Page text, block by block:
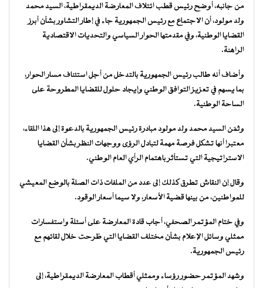
من جانبه، أوضح رئيس قطب ائتلاف المعارضة الديمقراطية، السيد محمد
ولد مولود، أن الاجتماع مع رئيس الجمهورية جاء في إطار التشاور بشأن أبرز
القضايا الوطنية، وفي مقدمتها الحوار السياسي والتحديات الاقتصادية
الراهنة.
وأضاف أنه طالب رئيس الجمهورية بالتدخل من أجل استئناف مسار الحوار،
بما يسهم في تعزيز التوافق الوطني وإيجاد حلول للقضايا المطروحة على
الساحة الوطنية.
وثمّن السيد محمد ولد مولود مبادرة رئيس الجمهورية بالدعوة إلى هذا اللقاء،
معتبرا أنها تشكل فرصة مهمة لتبادل الرؤى ووجهات النظر بشأن القضايا
الاستراتيجية التي تستأثر باهتمام الرأي العام الوطني.
وقال إن النقاش تطرق كذلك إلى عدد من الملفات ذات الصلة بالوضع المعيشي
للمواطنين، من بينها قضية الأسعار، ولا سيما أسعار الوقود.
وفي ختام المؤتمر الصحفي، أجاب قادة المعارضة على أسئلة واستفسارات
ممثلي وسائل الإعلام بشأن مختلف القضايا التي طُرحت خلال لقائهم مع
رئيس الجمهورية.
وشهد المؤتمر حضور رؤساء وممثلي أقطاب المعارضة الديمقراطية، إلى